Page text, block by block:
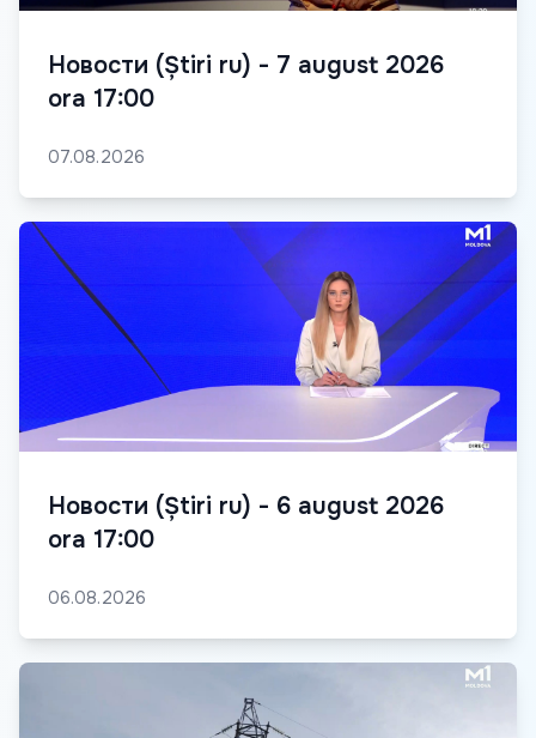
Новости (Știri ru) - 7 august 2026
ora 17:00
07.08.2026
Новости (Știri ru) - 6 august 2026
ora 17:00
06.08.2026